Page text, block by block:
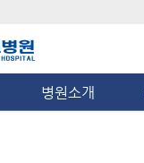
병원소개